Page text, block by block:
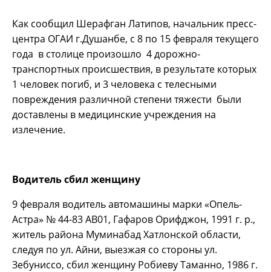
Как сообщил Шерафган Латипов, начальник пресс-
центра ОГАИ г.Душанбе, с 8 по 15 февраля текущего
года в столице произошло 4 дорожно-
транспортных происшествия, в результате которых
1 человек погиб, и 3 человека с телесными
повреждения различной степени тяжести были
доставлены в медицинские учреждения на
излечение.
Водитель сбил женщину
9 февраля водитель автомашины марки «Опель-
Астра» № 44-83 АВ01, Гафаров Орифджон, 1991 г. р.,
житель района Муминабад Хатлонской области,
следуя по ул. Айни, выезжая со стороны ул.
Зебуниссо, сбил женщину Робиеву Таманно, 1986 г.